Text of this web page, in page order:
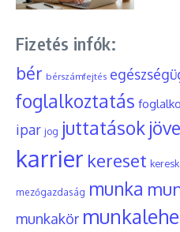
Fizetés infók:
bér bérszámfejtés
foglalkoztatás
ipar jog juttatások
karrier kereset
mezőgazdaság munka
munkakör